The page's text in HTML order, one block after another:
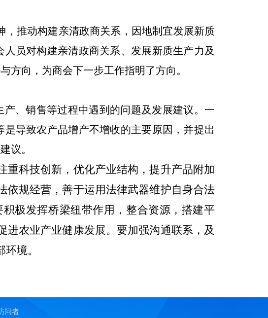
，推动构建亲清政商关系，因地制宜发展新质
人员对构建亲清政商关系、发展新质生产力及
方向，为商会下一步工作指明了方向。
产、销售等过程中遇到的问题及发展建议。 一
是导致农产品增产不增收的主要原因，并提出
议。
重科技创新，优化产业结构，提升产品附加
依规经营，善于运用法律武器维护自身合法
积极发挥桥梁纽带作用，整合资源，搭建平
进农业产业健康发展。要加强沟通联系，及
境。
问者